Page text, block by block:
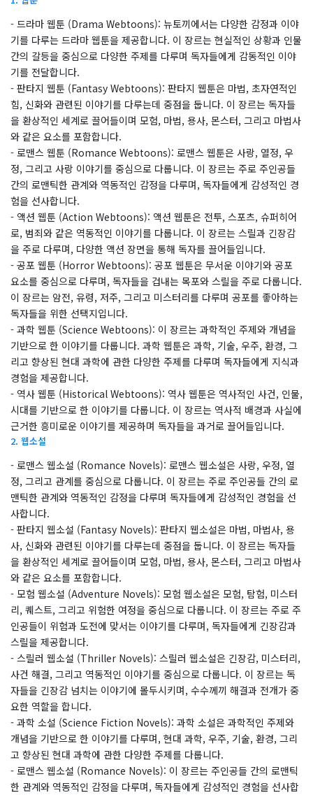
- 드라마 웹툰 (Drama Webtoons): 뉴토끼에서는 다양한 감정과 이야
기를 다루는 드라마 웹툰을 제공합니다. 이 장르는 현실적인 상황과 인물
간의 갈등을 중심으로 다양한 주제를 다루며 독자들에게 감동적인 이야
기를 전달합니다.
- 판타지 웹툰 (Fantasy Webtoons): 판타지 웹툰은 마법, 초자연적인
힘, 신화와 관련된 이야기를 다루는데 중점을 둡니다. 이 장르는 독자들
을 환상적인 세계로 끌어들이며 모험, 마법, 용사, 몬스터, 그리고 마법사
와 같은 요소를 포함합니다.
- 로맨스 웹툰 (Romance Webtoons): 로맨스 웹툰은 사랑, 열정, 우
정, 그리고 사랑 이야기를 중심으로 다룹니다. 이 장르는 주로 주인공들
간의 로맨틱한 관계와 역동적인 감정을 다루며, 독자들에게 감성적인 경
험을 선사합니다.
- 액션 웹툰 (Action Webtoons): 액션 웹툰은 전투, 스포츠, 슈퍼히어
로, 범죄와 같은 역동적인 이야기를 다룹니다. 이 장르는 스릴과 긴장감
을 주로 다루며, 다양한 액션 장면을 통해 독자를 끌어들입니다.
- 공포 웹툰 (Horror Webtoons): 공포 웹툰은 무서운 이야기와 공포
요소를 중심으로 다루며, 독자들을 겁내는 목포와 스릴을 주로 다룹니다.
이 장르는 암전, 유령, 저주, 그리고 미스터리를 다루며 공포를 좋아하는
독자들을 위한 선택지입니다.
- 과학 웹툰 (Science Webtoons): 이 장르는 과학적인 주제와 개념을
기반으로 한 이야기를 다룹니다. 과학 웹툰은 과학, 기술, 우주, 환경, 그
리고 향상된 현대 과학에 관한 다양한 주제를 다루며 독자들에게 지식과
경험을 제공합니다.
- 역사 웹툰 (Historical Webtoons): 역사 웹툰은 역사적인 사건, 인물,
시대를 기반으로 한 이야기를 다룹니다. 이 장르는 역사적 배경과 사실에
근거한 흥미로운 이야기를 제공하며 독자들을 과거로 끌어들입니다.
2. 웹소설
- 로맨스 웹소설 (Romance Novels): 로맨스 웹소설은 사랑, 우정, 열
정, 그리고 관계를 중심으로 다룹니다. 이 장르는 주로 주인공들 간의 로
맨틱한 관계와 역동적인 감정을 다루며 독자들에게 감성적인 경험을 선
사합니다.
- 판타지 웹소설 (Fantasy Novels): 판타지 웹소설은 마법, 마법사, 용
사, 신화와 관련된 이야기를 다루는데 중점을 둡니다. 이 장르는 독자들
을 환상적인 세계로 끌어들이며 모험, 마법, 용사, 몬스터, 그리고 마법사
와 같은 요소를 포함합니다.
- 모험 웹소설 (Adventure Novels): 모험 웹소설은 모험, 탐험, 미스터
리, 퀘스트, 그리고 위험한 여정을 중심으로 다룹니다. 이 장르는 주로 주
인공들이 위험과 도전에 맞서는 이야기를 다루며, 독자들에게 긴장감과
스릴을 제공합니다.
- 스릴러 웹소설 (Thriller Novels): 스릴러 웹소설은 긴장감, 미스터리,
사건 해결, 그리고 역동적인 이야기를 중심으로 다룹니다. 이 장르는 독
자들을 긴장감 넘치는 이야기에 몰두시키며, 수수께끼 해결과 전개가 중
요한 역할을 합니다.
- 과학 소설 (Science Fiction Novels): 과학 소설은 과학적인 주제와
개념을 기반으로 한 이야기를 다루며, 현대 과학, 우주, 기술, 환경, 그리
고 향상된 현대 과학에 관한 다양한 주제를 다룹니다.
- 로맨스 웹소설 (Romance Novels): 이 장르는 주인공들 간의 로맨틱
한 관계와 역동적인 감정을 다루며, 독자들에게 감성적인 경험을 선사합